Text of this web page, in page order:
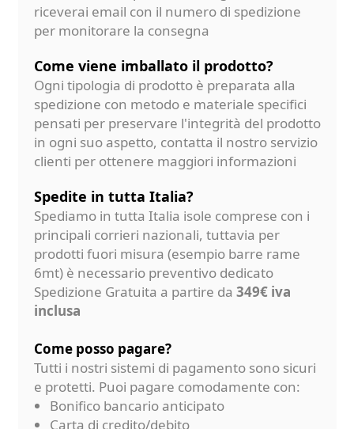
riceverai email con il numero di spedizione
per monitorare la consegna
Come viene imballato il prodotto?
Ogni tipologia di prodotto è preparata alla
spedizione con metodo e materiale specifici
pensati per preservare l'integrità del prodotto
in ogni suo aspetto, contatta il nostro servizio
clienti per ottenere maggiori informazioni
Spedite in tutta Italia?
Spediamo in tutta Italia isole comprese con i
principali corrieri nazionali, tuttavia per
prodotti fuori misura (esempio barre rame
6mt) è necessario preventivo dedicato
Spedizione Gratuita a partire da 349€ iva
inclusa
Come posso pagare?
Tutti i nostri sistemi di pagamento sono sicuri
e protetti. Puoi pagare comodamente con:
Bonifico bancario anticipato
Carta di credito/debito